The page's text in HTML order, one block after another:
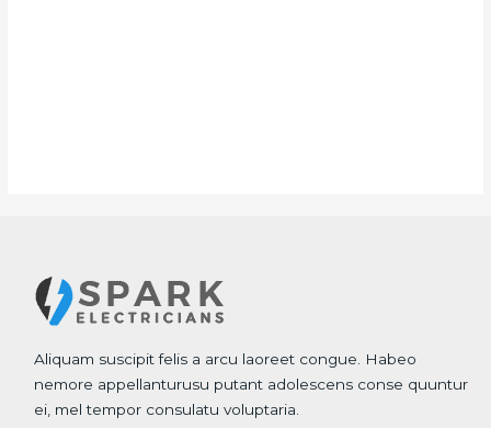
Aliquam suscipit felis a arcu laoreet congue. Habeo
nemore appellanturusu putant adolescens conse quuntur
ei, mel tempor consulatu voluptaria.